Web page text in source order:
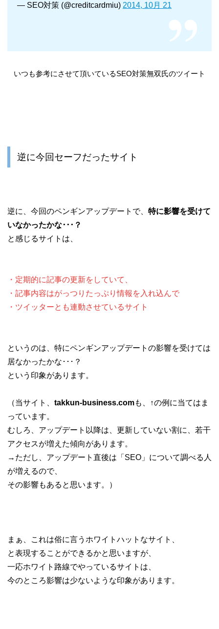
— SEO対策 (@creditcardmiu) 2014, 10月 21
いつも参考にさせて頂いているSEO対策無双氏のツイート
逆に今回セーフだったサイト
逆に、今回のペンギンアップデートで、 特に影響を受けて
いなかったかな･･･？
と感じるサイトは、
・定期的に記事の更新をしていて、
・記事内容はがっつりたっぷり情報を入れ込んで
・ツイッターとも連動させているサイト
というのは、特にペンギンアップデートの影響を受けては
居なかったかな･･･？
という印象があります。
（当サイト、 takkun-business.comも、↑の例に当てはま
っています。
むしろ、アップデート以降は、更新していない割に、若干
アクセスが増えた傾向があります。
→ただし、アップデート直後は「SEO」について調べる人
が増えるので、
その影響もあると思います。）
まぁ、これは俗に言うホワイトハットなサイト、
と表現することができるかと思いますが、
一応ホワイト路線でやっているサイトは、
今のところ影響は少ないような印象があります。